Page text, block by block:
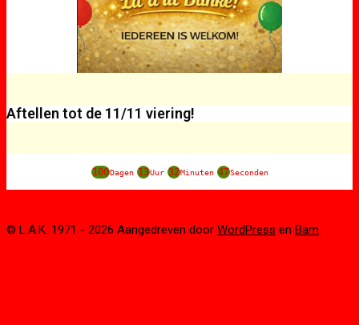
Aftellen tot de 11/11 viering!
100Dagen 13Uur 32Minuten 47Seconden
© L.A.K. 1971 - 2026 Aangedreven door WordPress en Bam.